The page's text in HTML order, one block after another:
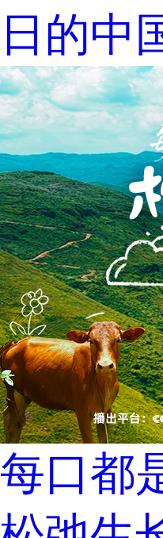
日的中
每口都